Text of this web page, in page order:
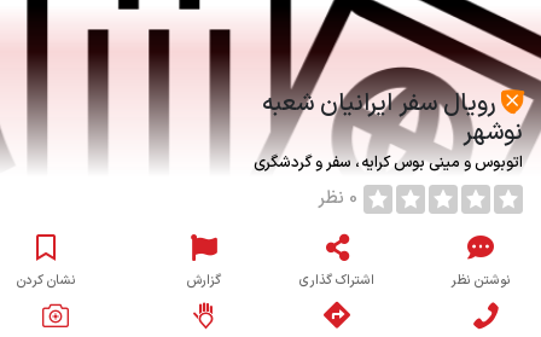
رویال سفر ایرانیان شعبه
نوشهر
اتوبوس و مینی بوس کرایه سفر و گردشگری
0 نظر
نوشتن نظر اشتراک گذاری گزارش نشان کردن